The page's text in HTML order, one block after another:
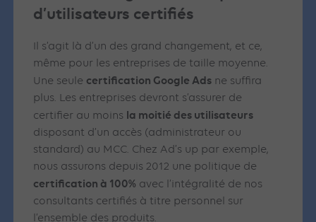
d’utilisateurs certifiés
Il s’agit là d’un des grand changement, et ce,
même pour les entreprises de taille moyenne.
Une seule certification Google Ads ne suffira
plus. Les entreprises devront s’assurer de
certifier au moins la moitié des utilisateurs
disposant d’un accès (administrateur ou
standard) au MCC. Chez Ad’s up par exemple,
nous assurons depuis 2012 une politique de
certification à 100% avec l’intégralité de nos
consultants certifiés à titre personnel sur
l’ensemble des produits.